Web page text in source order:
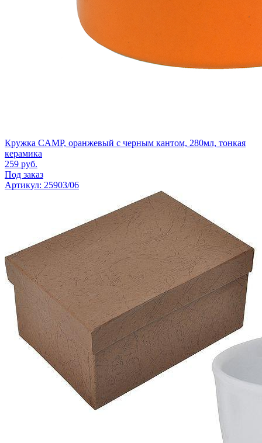
Кружка CAMP, оранжевый с черным кантом, 280мл, тонкая
керамика
259 руб.
Под заказ
Артикул: 25903/06